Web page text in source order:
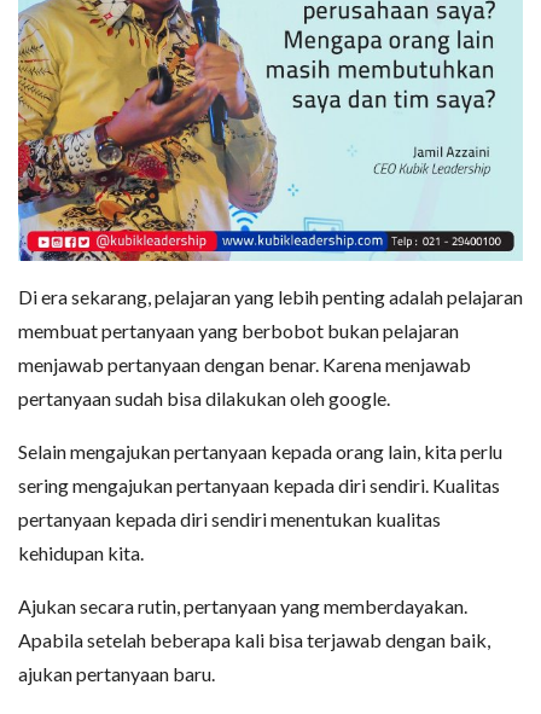
Di era sekarang, pelajaran yang lebih penting adalah pelajaran
membuat pertanyaan yang berbobot bukan pelajaran
menjawab pertanyaan dengan benar. Karena menjawab
pertanyaan sudah bisa dilakukan oleh google.
Selain mengajukan pertanyaan kepada orang lain, kita perlu
sering mengajukan pertanyaan kepada diri sendiri. Kualitas
pertanyaan kepada diri sendiri menentukan kualitas
kehidupan kita.
Ajukan secara rutin, pertanyaan yang memberdayakan.
Apabila setelah beberapa kali bisa terjawab dengan baik,
ajukan pertanyaan baru.